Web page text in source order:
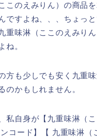
このえみりん）の商品
ですよね、、、ちょっ
重味淋（ここのえみり
ね。
方も少しでも安く九重
のかもしれません。
私自身が【九重味淋（
コード】【 九重味淋